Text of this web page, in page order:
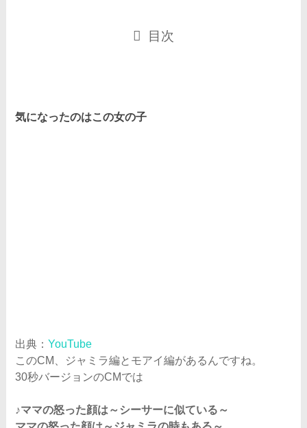
目次
気になったのはこの女の子
出典：YouTube
このCM、ジャミラ編とモアイ編があるんですね。
30秒バージョンのCMでは
♪ママの怒った顔は～シーサーに似ている～